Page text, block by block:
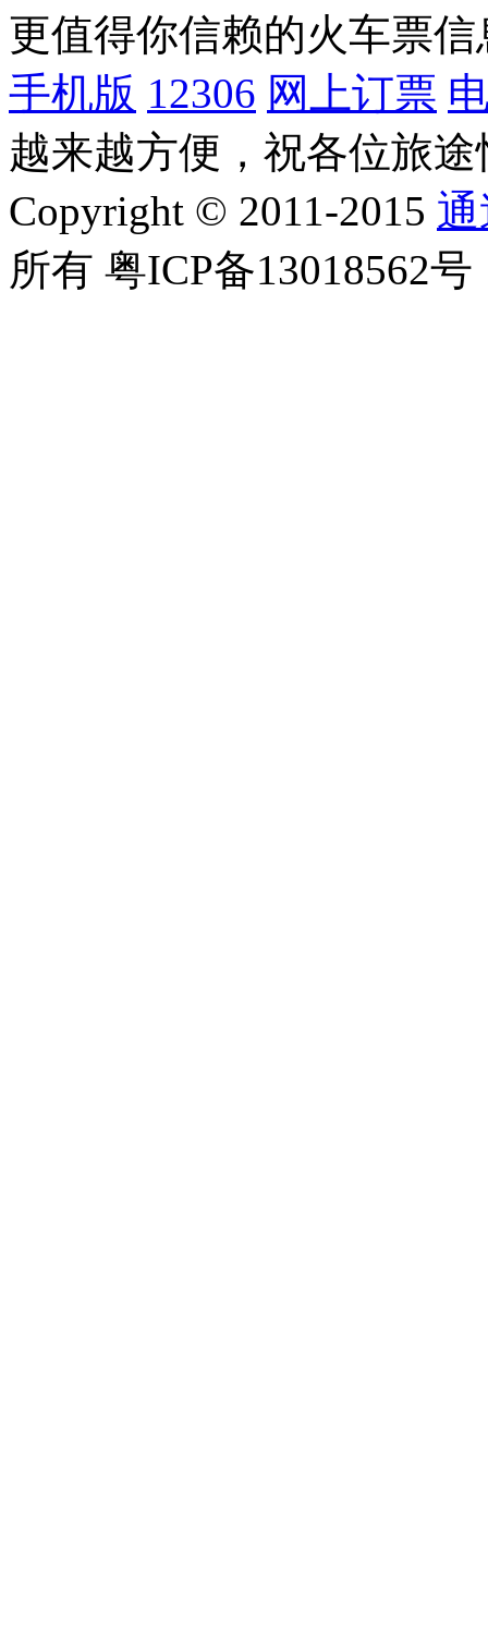
更值得你信赖的火车票
手机版 12306 网上订票
越来越方便，祝各位旅途
Copyright © 2011-2015
所有 粤ICP备13018562号